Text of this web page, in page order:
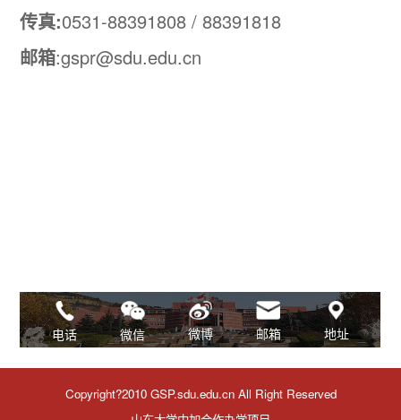
传真:0531-88391808 / 88391818
邮箱:gspr@sdu.edu.cn
电话 微信 微博 邮箱 地址
Copyright?2010 GSP.sdu.edu.cn All Right Reserved